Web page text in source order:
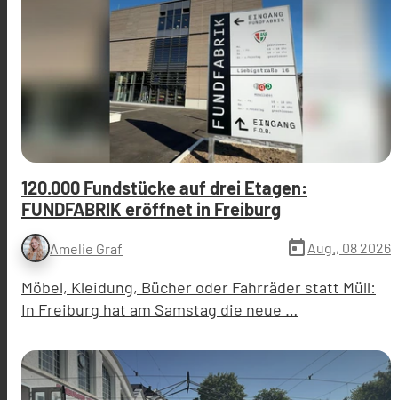
120.000 Fundstücke auf drei Etagen:
FUNDFABRIK eröffnet in Freiburg
Amelie Graf today Aug., 08 2026
Möbel, Kleidung, Bücher oder Fahrräder statt Müll:
In Freiburg hat am Samstag die neue …